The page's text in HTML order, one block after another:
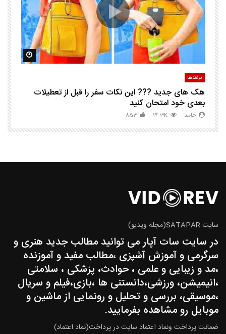
مشاهده
ترفندها
هک های جدید ??️? این نکات سفر را قبل از تعطیلات
بعدی خود امتحان کنید
حامد 14.3K
853
مشاهده بعدا
سایت SATAPAR(مجله ویدیو)
در سایت سات آپار می توانید مطالب جدید هنری و
سرگرمی و آموزش آشپزی ،مطالب مفید و آموزنده
،مد و زیبایی و علمی ، حوادث، پزشکی ، سلامتی
،انیمیشن، ورزشی،دانستنی ها ،بازی،فیلم و سریال
،موسیقی، بررسی و تحلیل و رونمایی از ماشین و
موبایل رو مشاهده بفرمایید.
ضمانت پرداخت ونماد اعتماد سایت در پرداخت(نماد اعتماد)